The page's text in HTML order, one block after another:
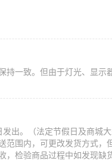
一致。但由于灯光、显示
出。（法定节假日及商城大
围内，可更改发货方式，
检验商品过程中如发现缺